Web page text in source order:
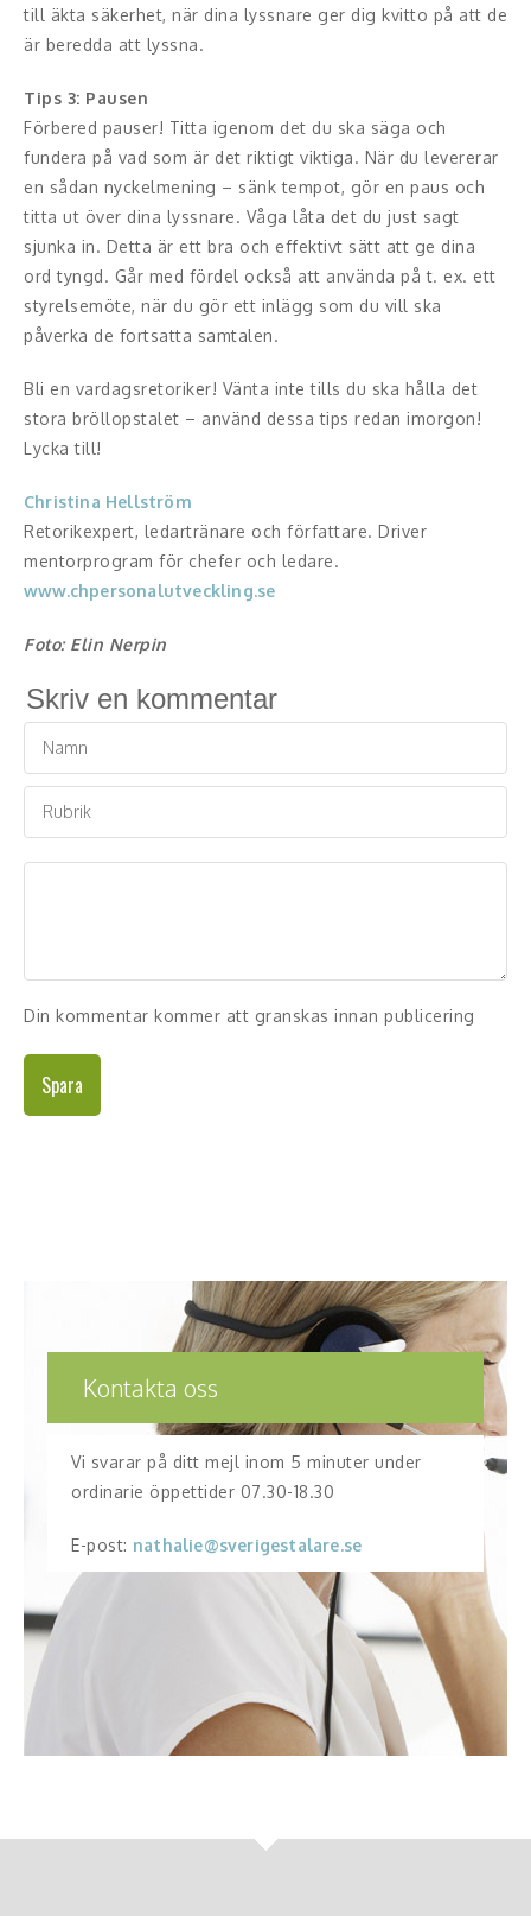
till äkta säkerhet, när dina lyssnare ger dig kvitto på att de
är beredda att lyssna.
Tips 3: Pausen
Förbered pauser! Titta igenom det du ska säga och
fundera på vad som är det riktigt viktiga. När du levererar
en sådan nyckelmening – sänk tempot, gör en paus och
titta ut över dina lyssnare. Våga låta det du just sagt
sjunka in. Detta är ett bra och effektivt sätt att ge dina
ord tyngd. Går med fördel också att använda på t. ex. ett
styrelsemöte, när du gör ett inlägg som du vill ska
påverka de fortsatta samtalen.
Bli en vardagsretoriker! Vänta inte tills du ska hålla det
stora bröllopstalet – använd dessa tips redan imorgon!
Lycka till!
Christina Hellström
Retorikexpert, ledartränare och författare. Driver
mentorprogram för chefer och ledare.
www.chpersonalutveckling.se
Foto: Elin Nerpin
Skriv en kommentar
Din kommentar kommer att granskas innan publicering
Spara
Kontakta oss
Vi svarar på ditt mejl inom 5 minuter under
ordinarie öppettider 07.30-18.30
E-post: nathalie@sverigestalare.se